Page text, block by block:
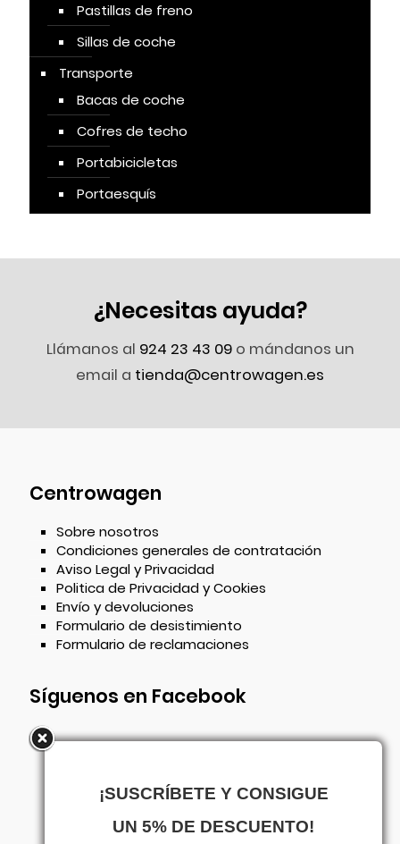
Pastillas de freno
Sillas de coche
Transporte
Bacas de coche
Cofres de techo
Portabicicletas
Portaesquís
¿Necesitas ayuda?
Llámanos al 924 23 43 09o mándanos un
email a tienda@centrowagen.es
Centrowagen
Sobre nosotros
Condiciones generales de contratación
Aviso Legal y Privacidad
Politica de Privacidad y Cookies
Envío y devoluciones
Formulario de desistimiento
Formulario de reclamaciones
Síguenos en Facebook
¡SUSCRÍBETE Y CONSIGUE
UN 5% DE DESCUENTO!